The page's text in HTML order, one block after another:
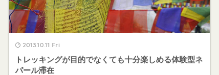
2013.10.11 Fri
トレッキングが目的でなくても十分楽しめる体験型ネ
パール滞在